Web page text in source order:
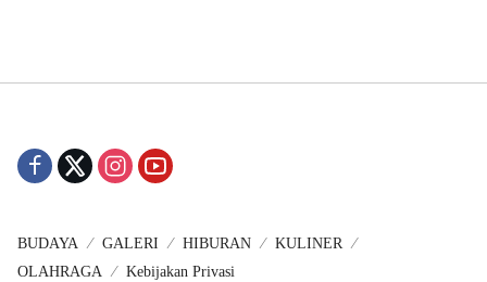
BUDAYA GALERI HIBURAN
KULINER
OLAHRAGA
Kebijakan Privasi